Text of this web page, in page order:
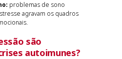
problemas de sono
agravam os quadros
são
autoimunes?